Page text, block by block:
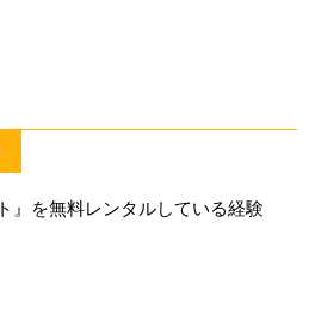
』を無料レンタルしている経験